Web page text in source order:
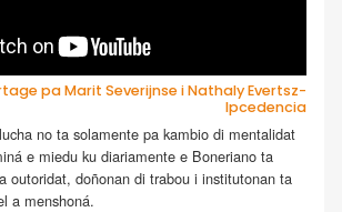
pa Marit Severijnse i Nathaly Evertsz-
Ipcedencia
no ta solamente pa kambio di mentalidat
e miedu ku diariamente e Boneriano ta
outoridat, doñonan di trabou i institutonan ta
a menshoná.